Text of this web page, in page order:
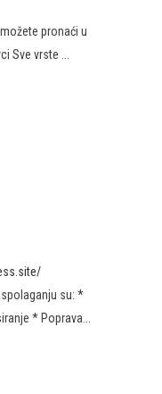
pronaći u
Sve vrste ...
su: *
* Poprava...